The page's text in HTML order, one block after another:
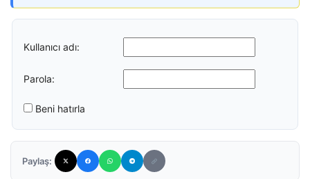
Kullanıcı adı:
Parola:
Beni hatırla
Paylaş: